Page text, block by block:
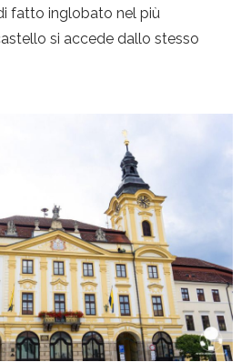
fatto inglobato nel più
si accede dallo stesso